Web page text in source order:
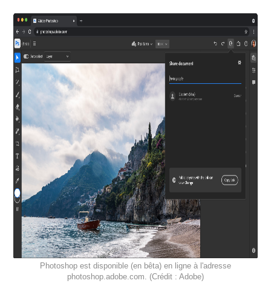
Photoshop est disponible (en bêta) en ligne à l'adresse
photoshop.adobe.com. (Crédit : Adobe)